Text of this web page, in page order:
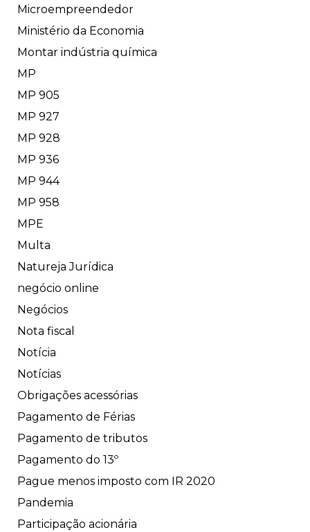
Microempreendedor
Ministério da Economia
Montar indústria química
MP
MP 905
MP 927
MP 928
MP 936
MP 944
MP 958
MPE
Multa
Natureja Jurídica
negócio online
Negócios
Nota fiscal
Notícia
Notícias
Obrigações acessórias
Pagamento de Férias
Pagamento de tributos
Pagamento do 13º
Pague menos imposto com IR 2020
Pandemia
Participação acionária